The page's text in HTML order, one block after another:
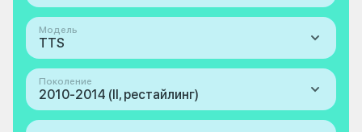
Модель
TTS
Поколение
2010-2014 (II, рестайлинг)